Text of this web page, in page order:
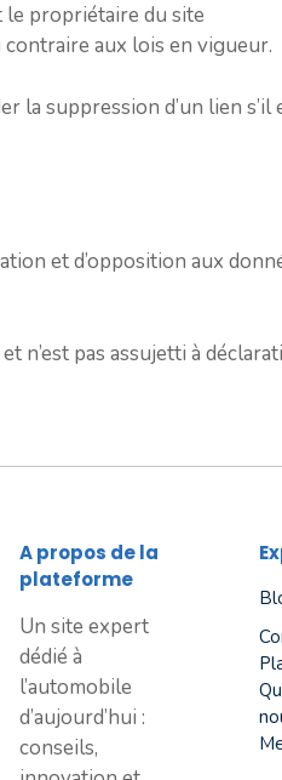
propriétaire du site
aux lois en vigueur.
la suppression d’un lien
et d’opposition aux
n’est pas assujetti à
A propos de la
plateforme
Un site expert
dédié à
l’automobile
d’aujourd’hui :
conseils,